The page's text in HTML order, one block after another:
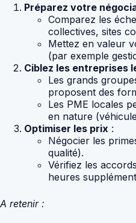
Préparez votre
Comparez les
collectives, sites
Mettez en valeur
(par exemple
Ciblez les entreprises
Les grands
proposent des
Les PME locales
en nature
Optimiser les prix :
Négocier les
qualité).
Vérifiez les
heures
A retenir :